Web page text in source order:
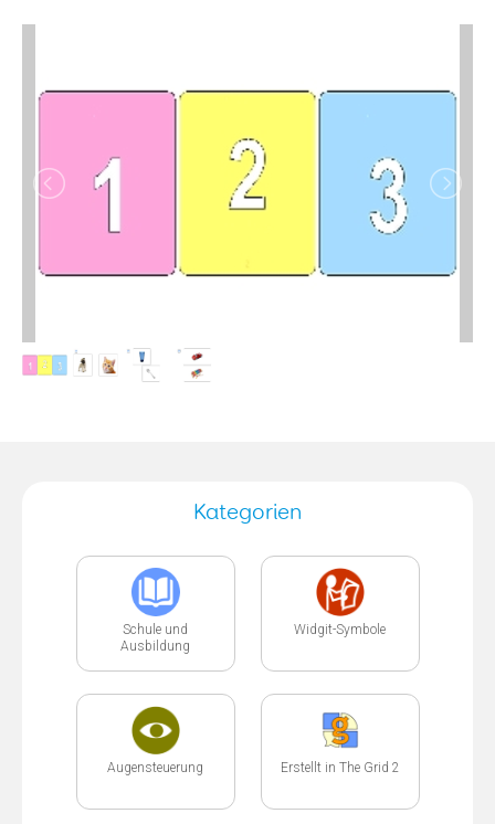
Kategorien
Schule und
Ausbildung
Widgit-Symbole
Augensteuerung Erstellt in The Grid 2